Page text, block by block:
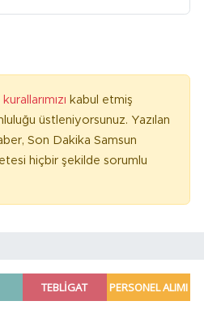
kabul etmiş
üstleniyorsunuz. Yazılan
Son Dakika Samsun
hiçbir şekilde sorumlu